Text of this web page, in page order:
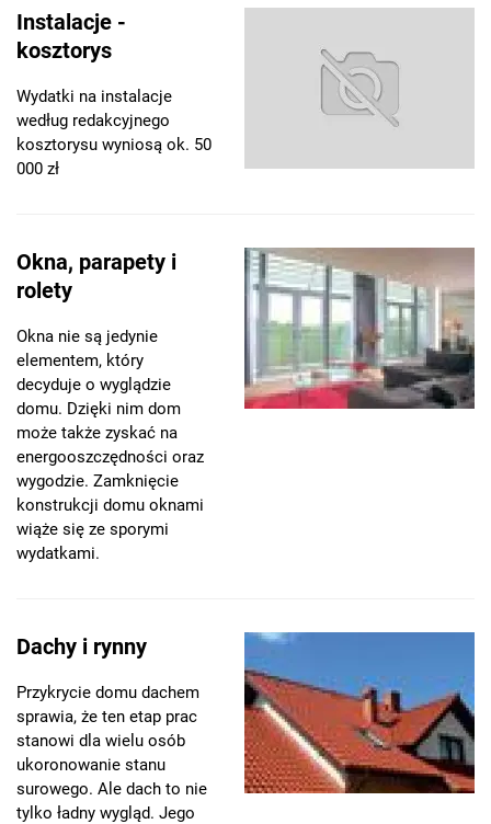
Instalacje -
kosztorys
Wydatki na instalacje
według redakcyjnego
kosztorysu wyniosą ok. 50
000 zł
Okna, parapety i
rolety
Okna nie są jedynie
elementem, który
decyduje o wyglądzie
domu. Dzięki nim dom
może także zyskać na
energooszczędności oraz
wygodzie. Zamknięcie
konstrukcji domu oknami
wiąże się ze sporymi
wydatkami.
Dachy i rynny
Przykrycie domu dachem
sprawia, że ten etap prac
stanowi dla wielu osób
ukoronowanie stanu
surowego. Ale dach to nie
tylko ładny wygląd. Jego